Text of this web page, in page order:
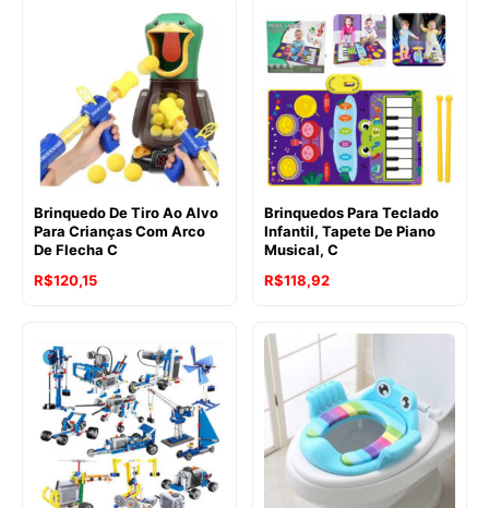
Brinquedo De Tiro Ao Alvo
Para Crianças Com Arco
De Flecha C
R$120,15
Brinquedos Para Teclado
Infantil, Tapete De Piano
Musical, C
R$118,92